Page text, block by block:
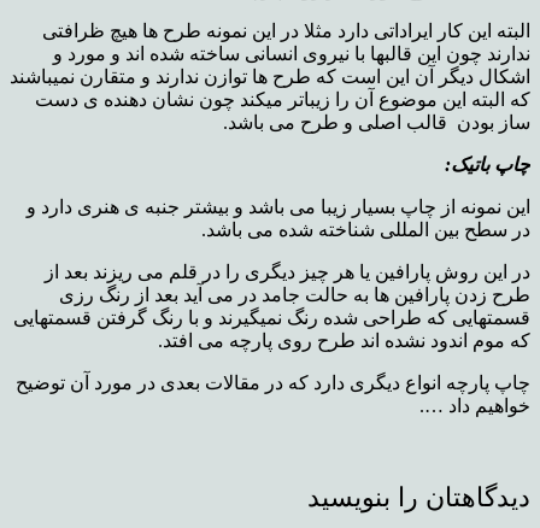
البته این کار ایراداتی دارد مثلا در این نمونه طرح ها هیچ ظرافتی
ندارند چون این قالبها با نیروی انسانی ساخته شده اند و مورد و
اشکال دیگر آن این است که طرح ها توازن ندارند و متقارن نمیباشند
که البته این موضوع آن را زیباتر میکند چون نشان دهنده ی دست
ساز بودن قالب اصلی و طرح می باشد.
چاپ باتیک:
این نمونه از چاپ بسیار زیبا می باشد و بیشتر جنبه ی هنری دارد و
در سطح بین المللی شناخته شده می باشد.
در این روش پارافین یا هر چیز دیگری را در قلم می ریزند بعد از
طرح زدن پارافین ها به حالت جامد در می آید بعد از رنگ رزی
قسمتهایی که طراحی شده رنگ نمیگیرند و با رنگ گرفتن قسمتهایی
که موم اندود نشده اند طرح روی پارچه می افتد.
چاپ پارچه انواع دیگری دارد که در مقالات بعدی در مورد آن توضیح
خواهیم داد ….
دیدگاهتان را بنویسید